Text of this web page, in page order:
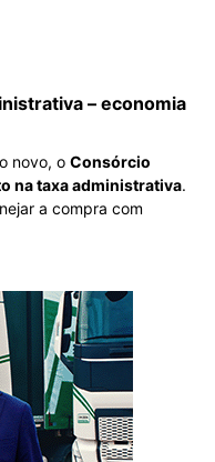
– economia
novo, o Consórcio
na taxa administrativa.
a compra com